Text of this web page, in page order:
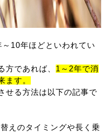
10年ほどといわれてい
方であれば、 1～2年で消
ます。
せる方法は以下の記事で
えのタイミングや長く乗